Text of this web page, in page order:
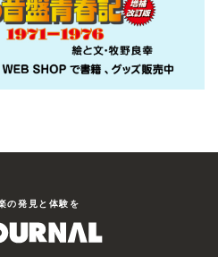
の発⾒と体験を